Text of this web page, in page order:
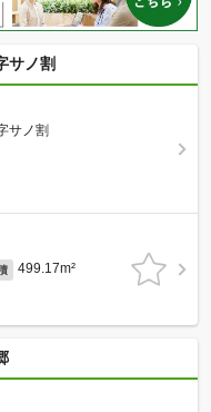
サノ割
サノ割
499.17m²